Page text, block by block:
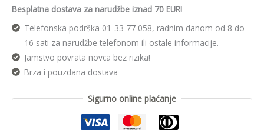
Besplatna dostava za narudžbe iznad 70 EUR!
Telefonska podrška 01-33 77 058, radnim danom od 8 do
16 sati za narudžbe telefonom ili ostale informacije.
Jamstvo povrata novca bez rizika!
Brza i pouzdana dostava
Sigurno online plaćanje